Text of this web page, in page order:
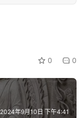
0 0
2024年9月10日 下午4:41